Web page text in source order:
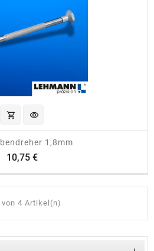
shopping_cart visibility
1,8mm
10,75 €Preis
von 4 Artikel(n)